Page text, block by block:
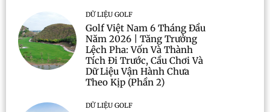
DỮ LIỆU GOLF
Golf Việt Nam 6 Tháng Đầu
Năm 2026 | Tăng Trưởng
Lệch Pha: Vốn Và Thành
Tích Đi Trước, Cầu Chơi Và
Dữ Liệu Vận Hành Chưa
Theo Kịp (Phần 2)
DỮ LIỆU GOLF